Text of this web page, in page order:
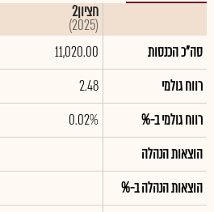
חציון2
(2025)
סה"כ הכנסות
11,020.00
רווח גולמי
2.48
רווח גולמי ב-%
0.02%
הוצאות הנהלה
הוצאות הנהלה ב-%